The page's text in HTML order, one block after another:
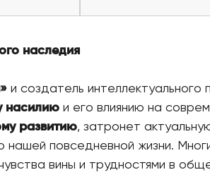
наследия
и создатель
насилию и его влиянию на
развитию, затронет
повседневной жизни.
вины и трудностями в